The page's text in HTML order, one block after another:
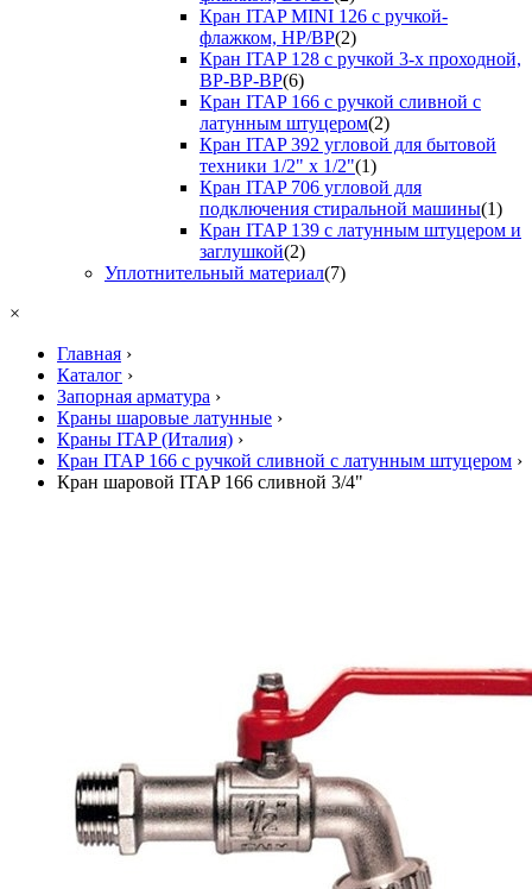
Кран ITAP MINI 126 с ручкой-
флажком, НР/ВР(2)
Кран ITAP 128 с ручкой 3-х проходной,
ВР-ВР-ВР(6)
Кран ITAP 166 с ручкой сливной с
латунным штуцером(2)
Кран ITAP 392 угловой для бытовой
техники 1/2" х 1/2"(1)
Кран ITAP 706 угловой для
подключения стиральной машины(1)
Кран ITAP 139 с латунным штуцером и
заглушкой(2)
Уплотнительный материал(7)
×
Главная ›
Каталог ›
Запорная арматура ›
Краны шаровые латунные ›
Краны ITAP (Италия) ›
Кран ITAP 166 с ручкой сливной с латунным штуцером ›
Кран шаровой ITAP 166 сливной 3/4"